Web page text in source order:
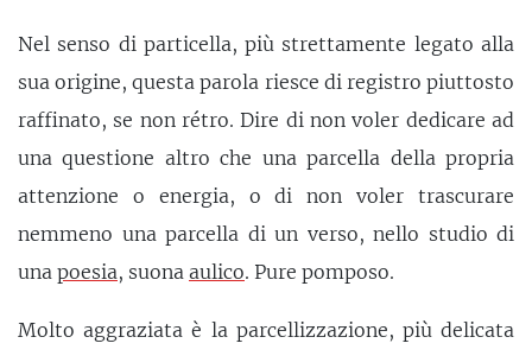
Nel senso di particella, più strettamente legato alla
sua origine, questa parola riesce di registro piuttosto
raffinato, se non rétro. Dire di non voler dedicare ad
una questione altro che una parcella della propria
attenzione o energia, o di non voler trascurare
nemmeno una parcella di un verso, nello studio di
una poesia, suona aulico. Pure pomposo.
Molto aggraziata è la parcellizzazione, più delicata